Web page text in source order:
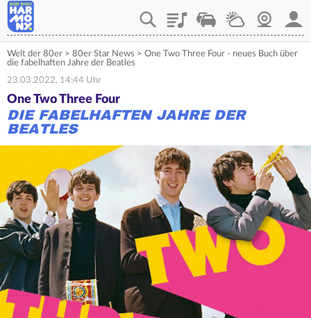
PlaylistVerkehrWetterWebcam
Welt der 80er > 80er Star News > One Two Three Four - neues Buch über
die fabelhaften Jahre der Beatles
23.03.2022, 14:44 Uhr
One Two Three Four
DIE FABELHAFTEN JAHRE DER
BEATLES